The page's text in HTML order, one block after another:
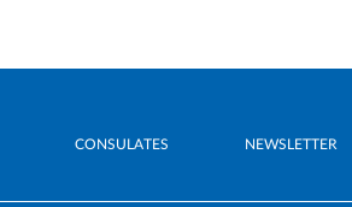
CONSULATES NEWSLETTER